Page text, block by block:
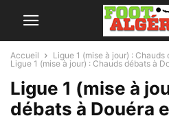
Accueil
Ligue 1 (mise à jour) :
Ligue 1 (mise à jour) : Chauds débats à
Ligue 1 (mise à
débats à Douéra